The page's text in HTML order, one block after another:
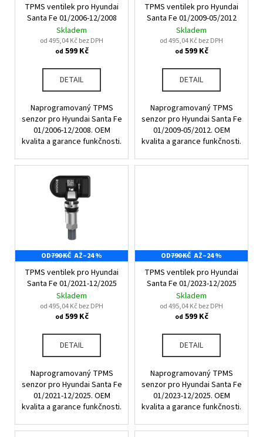
TPMS ventilek pro Hyundai
Santa Fe 01/2006-12/2008
Skladem
od 495,04 Kč bez DPH
od 599 Kč
DETAIL
Naprogramovaný TPMS
senzor pro Hyundai Santa Fe
01/2006-12/2008. OEM
kvalita a garance funkčnosti.
TPMS ventilek pro Hyundai
Santa Fe 01/2009-05/2012
Skladem
od 495,04 Kč bez DPH
od 599 Kč
DETAIL
Naprogramovaný TPMS
senzor pro Hyundai Santa Fe
01/2009-05/2012. OEM
kvalita a garance funkčnosti.
OD790 KČ AŽ–24 %
TPMS ventilek pro Hyundai
Santa Fe 01/2021-12/2025
Skladem
od 495,04 Kč bez DPH
od 599 Kč
DETAIL
Naprogramovaný TPMS
senzor pro Hyundai Santa Fe
01/2021-12/2025. OEM
kvalita a garance funkčnosti.
OD790 KČ AŽ–24 %
TPMS ventilek pro Hyundai
Santa Fe 01/2023-12/2025
Skladem
od 495,04 Kč bez DPH
od 599 Kč
DETAIL
Naprogramovaný TPMS
senzor pro Hyundai Santa Fe
01/2023-12/2025. OEM
kvalita a garance funkčnosti.
HLEDAT
u
č